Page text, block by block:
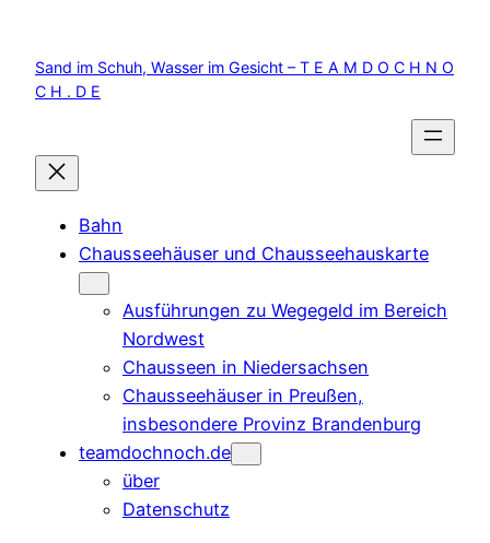
springen
Sand im Schuh, Wasser im Gesicht – T E A M D O C H N O
C H . D E
Bahn
Chausseehäuser und Chausseehauskarte
Ausführungen zu Wegegeld im Bereich
Nordwest
Chausseen in Niedersachsen
Chausseehäuser in Preußen,
insbesondere Provinz Brandenburg
teamdochnoch.de
über
Datenschutz